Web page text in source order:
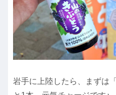
岩手に上陸したら、まずは